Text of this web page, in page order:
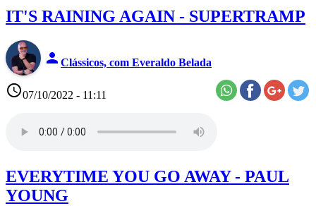
IT'S RAINING AGAIN - SUPERTRAMP
person Clássicos, com Everaldo Belada
access_time07/10/2022 - 11:11
EVERYTIME YOU GO AWAY - PAUL
YOUNG